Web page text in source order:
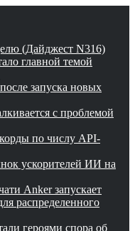
(Дайджест N316)
главной темой
запуска новых
с проблемой
по числу API-
ускорителей ИИ на
Anker запускает
распределенного
героями спора об